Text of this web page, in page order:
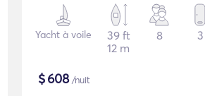
Yacht à voile
39 ft
12 m
8 3
$608/nuit